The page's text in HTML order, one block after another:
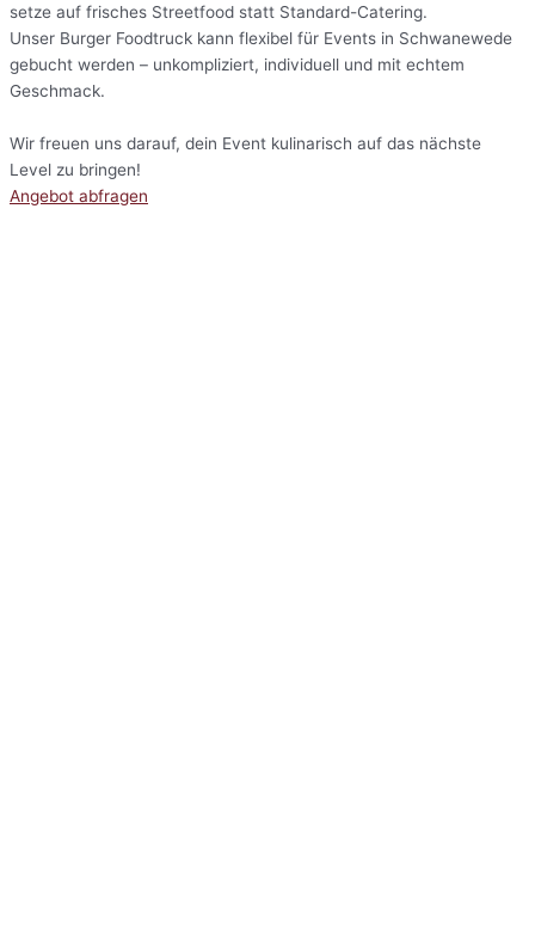
setze auf frisches Streetfood statt Standard-Catering.
Unser Burger Foodtruck kann flexibel für Events in Schwanewede
gebucht werden – unkompliziert, individuell und mit echtem
Geschmack.
Wir freuen uns darauf, dein Event kulinarisch auf das nächste
Level zu bringen!
Angebot abfragen